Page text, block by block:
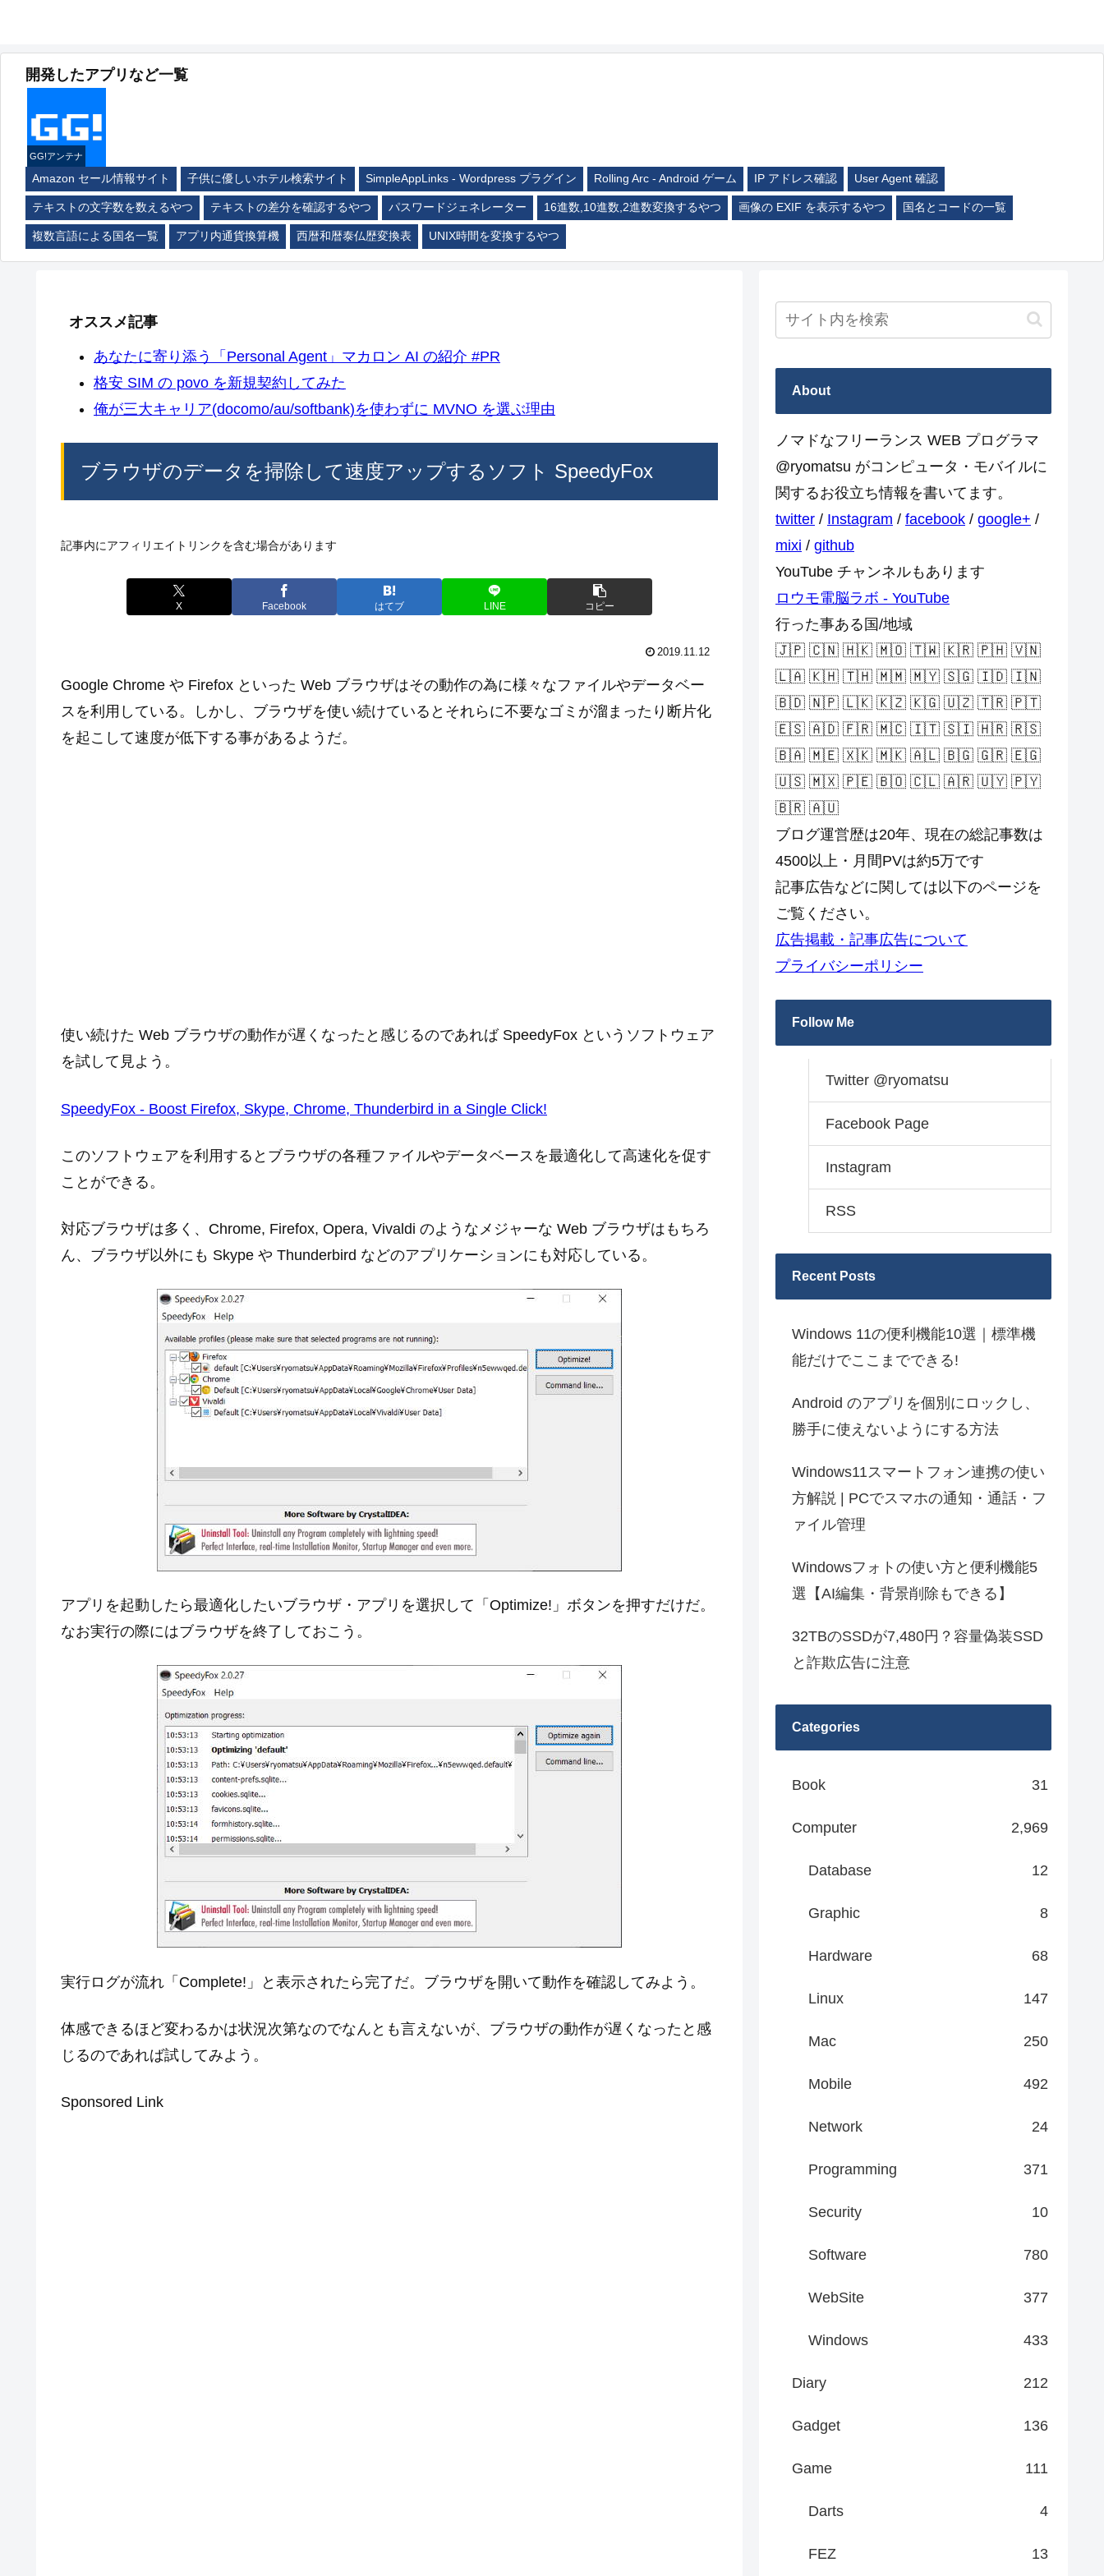
開発したアプリなど一覧
GG!アンテナ
Amazon セール情報サイト 子供に優しいホテル検索サイト SimpleAppLinks - Wordpress プラグイン Rolling Arc - Android ゲーム IP アドレス確認 User Agent 確認
テキストの文字数を数えるやつ テキストの差分を確認するやつ パスワードジェネレーター 16進数,10進数,2進数変換するやつ 画像の EXIF を表示するやつ 国名とコードの一覧
複数言語による国名一覧 アプリ内通貨換算機 西暦和暦泰仏歴変換表 UNIX時間を変換するやつ
オススメ記事
あなたに寄り添う「Personal Agent」マカロン AI の紹介 #PR
格安 SIM の povo を新規契約してみた
俺が三大キャリア(docomo/au/softbank)を使わずに MVNO を選ぶ理由
ブラウザのデータを掃除して速度アップするソフト SpeedyFox
記事内にアフィリエイトリンクを含む場合があります
X Facebook はてブ LINE コピー
2019.11.12
Google Chrome や Firefox といった Web ブラウザはその動作の為に様々なファイルやデータベー
スを利用している。しかし、ブラウザを使い続けているとそれらに不要なゴミが溜まったり断片化
を起こして速度が低下する事があるようだ。
使い続けた Web ブラウザの動作が遅くなったと感じるのであれば SpeedyFox というソフトウェア
を試して見よう。
SpeedyFox - Boost Firefox, Skype, Chrome, Thunderbird in a Single Click!
このソフトウェアを利用するとブラウザの各種ファイルやデータベースを最適化して高速化を促す
ことができる。
対応ブラウザは多く、Chrome, Firefox, Opera, Vivaldi のようなメジャーな Web ブラウザはもちろ
ん、ブラウザ以外にも Skype や Thunderbird などのアプリケーションにも対応している。
アプリを起動したら最適化したいブラウザ・アプリを選択して「Optimize!」ボタンを押すだけだ。
なお実行の際にはブラウザを終了しておこう。
実行ログが流れ「Complete!」と表示されたら完了だ。ブラウザを開いて動作を確認してみよう。
体感できるほど変わるかは状況次第なのでなんとも言えないが、ブラウザの動作が遅くなったと感
じるのであれば試してみよう。
Sponsored Link
About
ノマドなフリーランス WEB プログラマ
@ryomatsu がコンピュータ・モバイルに
関するお役立ち情報を書いてます。
twitter / Instagram / facebook / google+ /
mixi / github
YouTube チャンネルもあります
ロウモ電脳ラボ - YouTube
行った事ある国/地域
🇯🇵 🇨🇳 🇭🇰 🇲🇴 🇹🇼 🇰🇷 🇵🇭 🇻🇳
🇱🇦 🇰🇭 🇹🇭 🇲🇲 🇲🇾 🇸🇬 🇮🇩 🇮🇳
🇧🇩 🇳🇵 🇱🇰 🇰🇿 🇰🇬 🇺🇿 🇹🇷 🇵🇹
🇪🇸 🇦🇩 🇫🇷 🇲🇨 🇮🇹 🇸🇮 🇭🇷 🇷🇸
🇧🇦 🇲🇪 🇽🇰 🇲🇰 🇦🇱 🇧🇬 🇬🇷 🇪🇬
🇺🇸 🇲🇽 🇵🇪 🇧🇴 🇨🇱 🇦🇷 🇺🇾 🇵🇾
🇧🇷 🇦🇺
ブログ運営歴は20年、現在の総記事数は
4500以上・月間PVは約5万です
記事広告などに関しては以下のページを
ご覧ください。
広告掲載・記事広告について
プライバシーポリシー
Follow Me
Twitter @ryomatsu
Facebook Page
Instagram
RSS
Recent Posts
Windows 11の便利機能10選｜標準機
能だけでここまでできる!
Android のアプリを個別にロックし、
勝手に使えないようにする方法
Windows11スマートフォン連携の使い
方解説 | PCでスマホの通知・通話・フ
ァイル管理
Windowsフォトの使い方と便利機能5
選【AI編集・背景削除もできる】
32TBのSSDが7,480円？容量偽装SSD
と詐欺広告に注意
Categories
Book 31
Computer 2,969
Database 12
Graphic 8
Hardware 68
Linux 147
Mac 250
Mobile 492
Network 24
Programming 371
Security 10
Software 780
WebSite 377
Windows 433
Diary 212
Gadget 136
Game 111
Darts 4
FEZ 13